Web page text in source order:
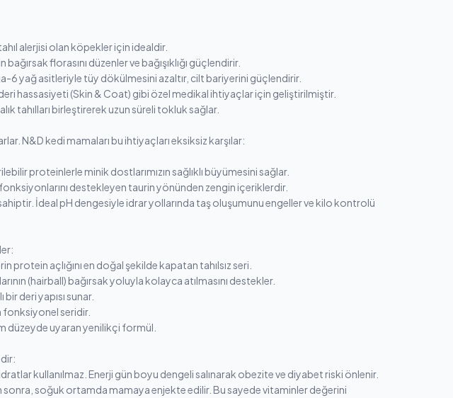
alerjisi olan köpekler için idealdir.
florasını düzenler ve bağışıklığı güçlendirir.
yağ asitleriyle tüy dökülmesini azaltır, cilt bariyerini güçlendirir.
hassasiyeti (Skin & Coat) gibi özel medikal ihtiyaçlar için geliştirilmiştir.
tahılları birleştirerek uzun süreli tokluk sağlar.
N&D kedi mamaları bu ihtiyaçları eksiksiz karşılar:
proteinlerle minik dostlarımızın sağlıklı büyümesini sağlar.
destekleyen taurin yönünden zengin içeriklerdir.
İdeal pH dengesiyle idrar yollarında taş oluşumunu engeller ve kilo kontrolü
açlığını en doğal şekilde kapatan tahılsız seri.
(hairball) bağırsak yoluyla kolayca atılmasını destekler.
deri yapısı sunar.
fonksiyonel seridir.
düzeyde uyaran yenilikçi formül.
kullanılmaz. Enerji gün boyu dengeli salınarak obezite ve diyabet riski önlenir.
soğuk ortamda mamaya enjekte edilir. Bu sayede vitaminler değerini